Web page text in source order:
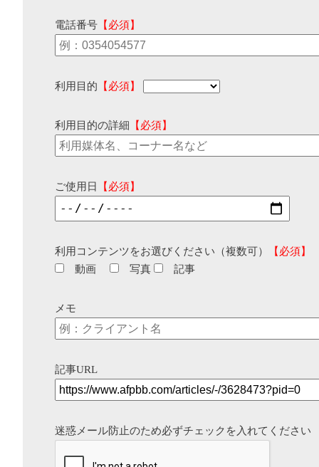
電話番号 【必須】
利用目的 【必須】
利用目的の詳細 【必須】
ご使用日 【必須】
利用コンテンツをお選びください（複数可）
【必須】
動画
写真 記事
メモ
記事URL
迷惑メール防止のため必ずチェックを入れてください